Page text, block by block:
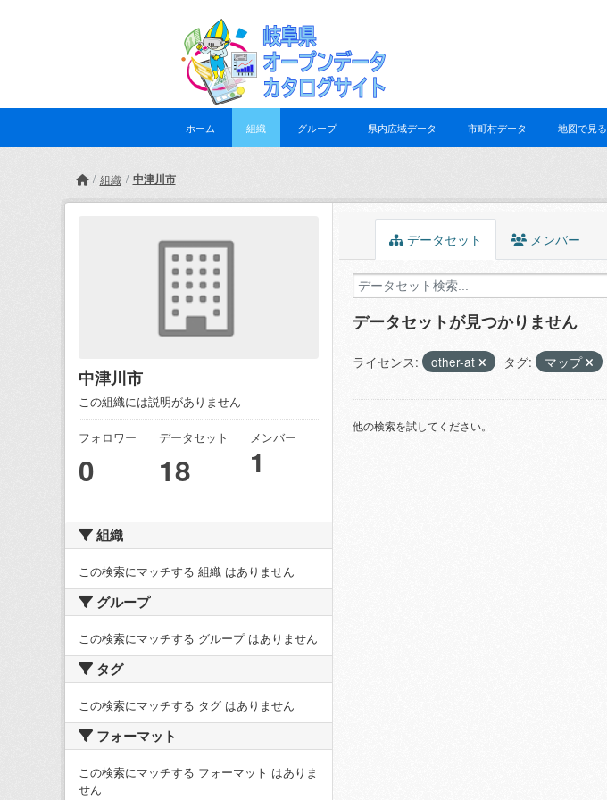
ホーム 組織 グループ 県内広域データ 市町村データ 地図で見る
組織 中津川市
中津川市
この組織には説明がありません
フォロワー
0
データセット
18
メンバー
1
組織
この検索にマッチする 組織 はありません
グループ
この検索にマッチする グループ はありません
タグ
この検索にマッチする タグ はありません
フォーマット
この検索にマッチする フォーマット はありま
せん
データセット メンバー
データセットが見つかりません
ライセンス: other-at タグ: マップ
他の検索を試してください。